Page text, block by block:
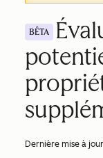
BÊTA
Dernière mise à